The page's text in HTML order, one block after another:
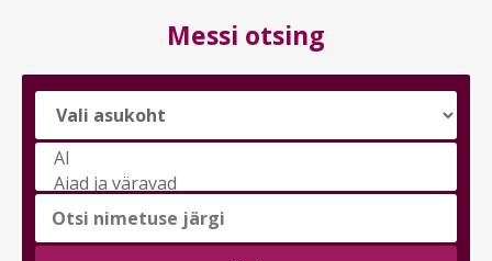
Messi otsing
Vali
messi
teema